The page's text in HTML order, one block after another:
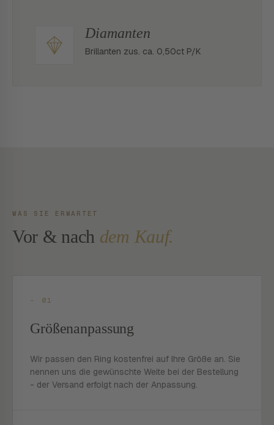
Diamanten
Brillanten zus. ca. 0,50ct P/K
WAS SIE ERWARTET
Vor & nach dem Kauf.
- 01
Größenanpassung
Wir passen den Ring kostenfrei auf Ihre Größe an. Sie
nennen uns die gewünschte Weite bei der Bestellung
- der Versand erfolgt nach der Anpassung.